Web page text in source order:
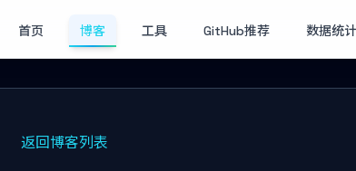
首页 博客 工具 GitHub推荐 数据统计
返回博客列表